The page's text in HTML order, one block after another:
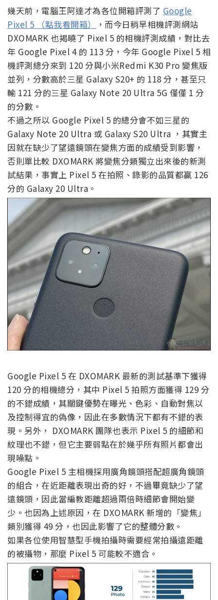
幾天前，電腦王阿達才為各位開箱評測了 Google
Pixel 5 （點我看開箱）
，而今日稍早相機評測網站
DXOMARK 也揭曉了 Pixel 5 的相機評測成績，對比去
年 Google Pixel 4 的 113 分，今年 Google Pixel 5 相
機評測總分來到 120 分與小米Redmi K30 Pro 變焦版
並列，分數高於三星 Galaxy S20+ 的 118 分，甚至只
輸 121 分的三星 Galaxy Note 20 Ultra 5G 僅僅 1 分
的分數。
不過之所以 Google Pixel 5 的總分會不如三星的
Galaxy Note 20 Ultra 或 Galaxy S20 Ultra ，其實主
因就在缺少了望遠鏡頭在變焦方面的成績受到影響，
否則單比較 DXOMARK 將變焦分類獨立出來後的新測
試結果，事實上 Pixel 5 在拍照、錄影的品質都贏 126
分的 Galaxy 20 Ultra。
Google Pixel 5 在 DXOMARK 最新的測試基準下獲得
120 分的相機總分，其中 Pixel 5 拍照方面獲得 129 分
的不錯成績，其關鍵優勢在曝光、色彩、自動對焦以
及控制得宜的偽像，因此在多數情況下都有不錯的表
現。另外， DXOMARK 團隊也表示 Pixel 5 的細節和
紋理也不錯，但它主要弱點在於幾乎所有照片都會出
現噪點。
Google Pixel 5 主相機採用廣角鏡頭搭配超廣角鏡頭
的組合，在近距離表現出奇的好，不過畢竟缺少了望
遠鏡頭，因此當編教距離超過兩倍時細節會開始變
少。也因為上述原因，在 DXOMARK 新增的「變焦」
類別獲得 49 分，也因此影響了它的整體分數。
如果各位使用智慧型手機拍攝時需要經常拍攝遠距離
的被攝物，那麼 Pixel 5 可能較不適合。